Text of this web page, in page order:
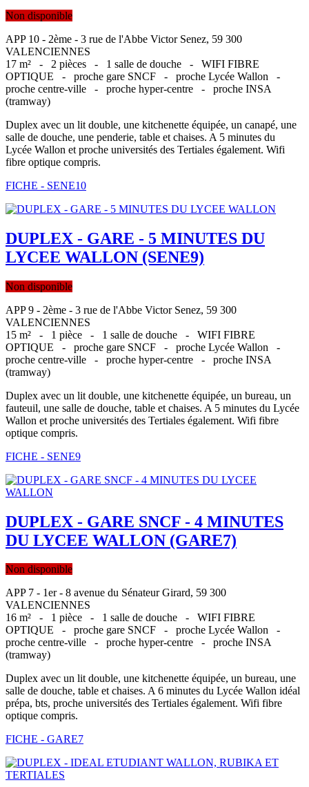
Non disponible
APP 10 - 2ème - 3 rue de l'Abbe Victor Senez, 59 300
VALENCIENNES
17 m² - 2 pièces - 1 salle de douche - WIFI FIBRE
OPTIQUE - proche gare SNCF - proche Lycée Wallon -
proche centre-ville - proche hyper-centre - proche INSA
(tramway)
Duplex avec un lit double, une kitchenette équipée, un canapé, une
salle de douche, une penderie, table et chaises. A 5 minutes du
Lycée Wallon et proche universités des Tertiales également. Wifi
fibre optique compris.
FICHE - SENE10
DUPLEX - GARE - 5 MINUTES DU
LYCEE WALLON (SENE9)
Non disponible
APP 9 - 2ème - 3 rue de l'Abbe Victor Senez, 59 300
VALENCIENNES
15 m² - 1 pièce - 1 salle de douche - WIFI FIBRE
OPTIQUE - proche gare SNCF - proche Lycée Wallon -
proche centre-ville - proche hyper-centre - proche INSA
(tramway)
Duplex avec un lit double, une kitchenette équipée, un bureau, un
fauteuil, une salle de douche, table et chaises. A 5 minutes du Lycée
Wallon et proche universités des Tertiales également. Wifi fibre
optique compris.
FICHE - SENE9
DUPLEX - GARE SNCF - 4 MINUTES
DU LYCEE WALLON (GARE7)
Non disponible
APP 7 - 1er - 8 avenue du Sénateur Girard, 59 300
VALENCIENNES
16 m² - 1 pièce - 1 salle de douche - WIFI FIBRE
OPTIQUE - proche gare SNCF - proche Lycée Wallon -
proche centre-ville - proche hyper-centre - proche INSA
(tramway)
Duplex avec un lit double, une kitchenette équipée, un bureau, une
salle de douche, table et chaises. A 6 minutes du Lycée Wallon idéal
prépa, bts, proche universités des Tertiales également. Wifi fibre
optique compris.
FICHE - GARE7